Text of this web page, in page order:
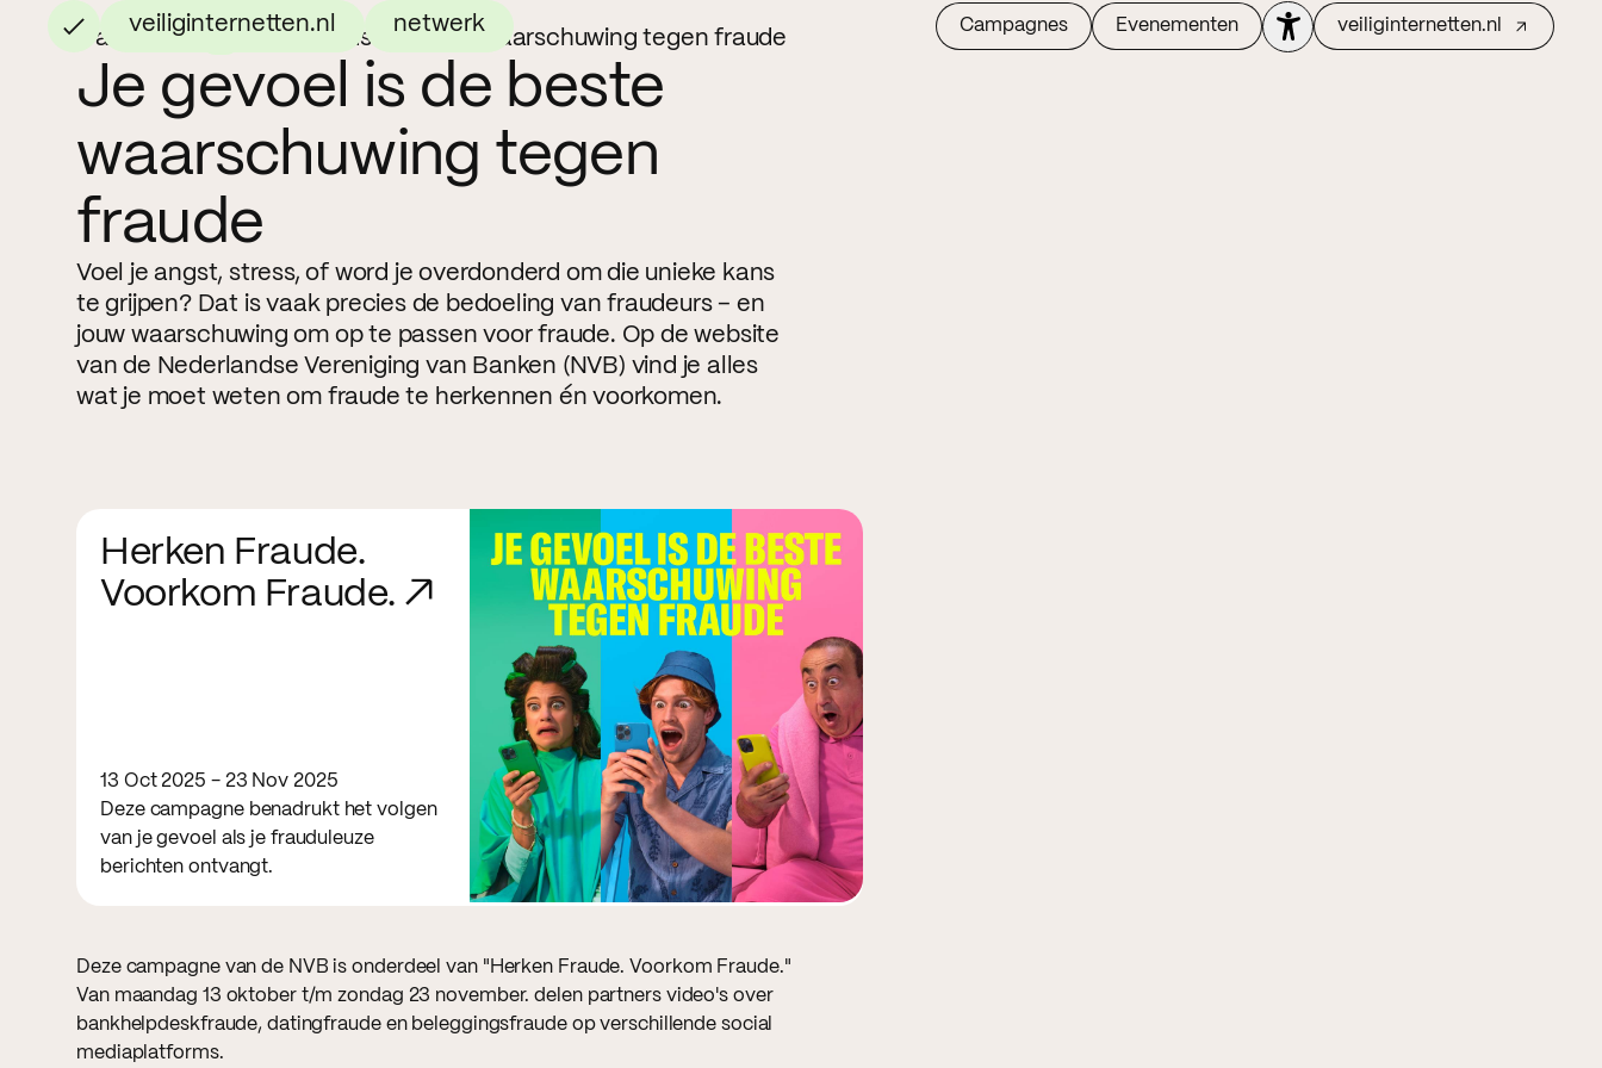
veiliginternetten.nl netwerk Campagnes Evenementen veiliginternetten.nl
Campagne Je gevoel is de beste waarschuwing tegen fraude
Je gevoel is de beste
waarschuwing tegen
fraude
Voel je angst, stress, of word je overdonderd om die unieke kans
te grijpen? Dat is vaak precies de bedoeling van fraudeurs – en
jouw waarschuwing om op te passen voor fraude. Op de website
van de Nederlandse Vereniging van Banken (NVB) vind je alles
wat je moet weten om fraude te herkennen én voorkomen.
Herken Fraude.
Voorkom Fraude. ↗
13 Oct 2025 - 23 Nov 2025
Deze campagne benadrukt het volgen
van je gevoel als je frauduleuze
berichten ontvangt.
Deze campagne van de NVB is onderdeel van "Herken Fraude. Voorkom Fraude."
Van maandag 13 oktober t/m zondag 23 november. delen partners video's over
bankhelpdeskfraude, datingfraude en beleggingsfraude op verschillende social
mediaplatforms.